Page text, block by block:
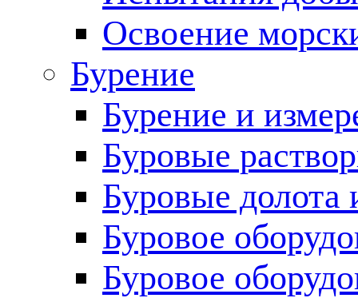
Освоение
Бурение
Бурение и
Буровые
Буровые долота
Буровое
Буровое